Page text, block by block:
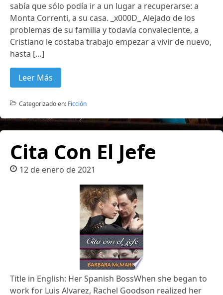
sabía que sólo podía ir a un lugar a recuperarse: a
Monta Correnti, a su casa. _x000D_ Alejado de los
problemas de su familia y todavía convaleciente, a
Cristiano le costaba trabajo empezar a vivir de nuevo,
hasta […]
Leer Más
Categorizado en: Ficción
Cita Con El Jefe
12 de enero de 2021
Title in English: Her Spanish BossWhen she began to
work for Luis Alvarez, Rachel Goodson realized her